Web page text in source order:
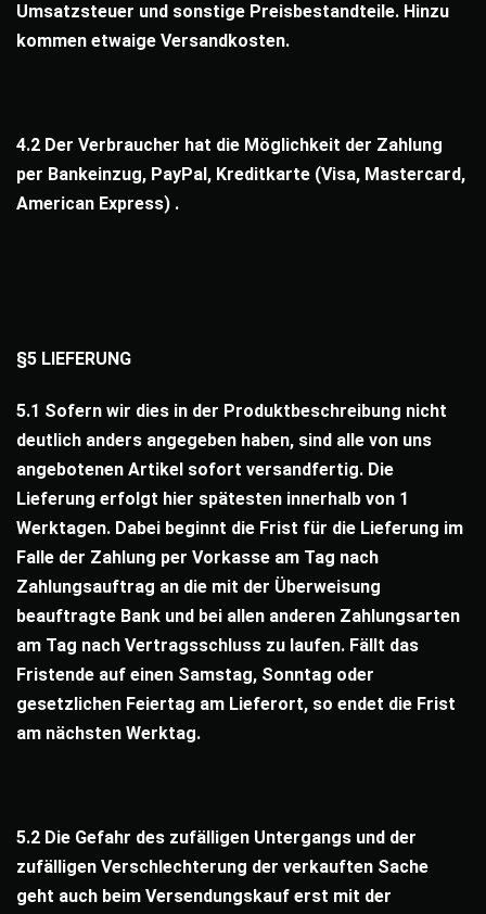
Umsatzsteuer und sonstige Preisbestandteile. Hinzu
kommen etwaige Versandkosten.
4.2 Der Verbraucher hat die Möglichkeit der Zahlung
per Bankeinzug, PayPal, Kreditkarte (Visa, Mastercard,
American Express) .
§5 LIEFERUNG
5.1 Sofern wir dies in der Produktbeschreibung nicht
deutlich anders angegeben haben, sind alle von uns
angebotenen Artikel sofort versandfertig. Die
Lieferung erfolgt hier spätesten innerhalb von 1
Werktagen. Dabei beginnt die Frist für die Lieferung im
Falle der Zahlung per Vorkasse am Tag nach
Zahlungsauftrag an die mit der Überweisung
beauftragte Bank und bei allen anderen Zahlungsarten
am Tag nach Vertragsschluss zu laufen. Fällt das
Fristende auf einen Samstag, Sonntag oder
gesetzlichen Feiertag am Lieferort, so endet die Frist
am nächsten Werktag.
5.2 Die Gefahr des zufälligen Untergangs und der
zufälligen Verschlechterung der verkauften Sache
geht auch beim Versendungskauf erst mit der